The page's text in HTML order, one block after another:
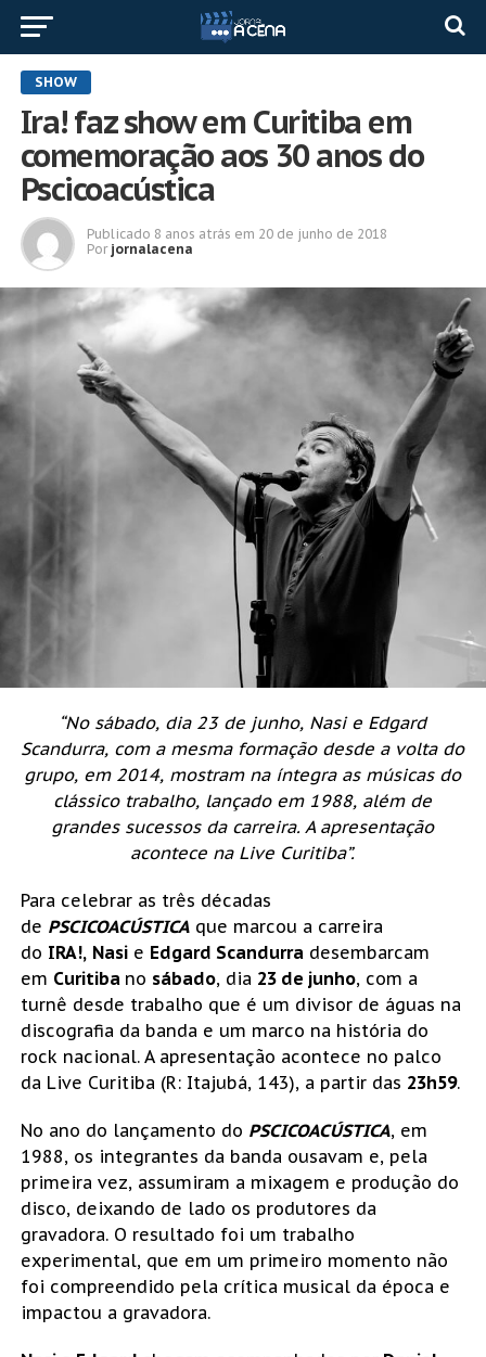
SHOW
Ira! faz show em Curitiba em
comemoração aos 30 anos do
Pscicoacústica
Publicado 8 anos atrás em 20 de junho de 2018
Por jornalacena
“No sábado, dia 23 de junho, Nasi e Edgard
Scandurra, com a mesma formação desde a volta do
grupo, em 2014, mostram na íntegra as músicas do
clássico trabalho, lançado em 1988, além de
grandes sucessos da carreira. A apresentação
acontece na Live Curitiba”.
Para celebrar as três décadas
de PSCICOACÚSTICAque marcou a carreira
do IRA!, Nasie Edgard Scandurradesembarcam
em Curitiba no sábado, dia 23 de junho, com a
turnê desde trabalho que é um divisor de águas na
discografia da banda e um marco na história do
rock nacional. A apresentação acontece no palco
da Live Curitiba (R: Itajubá, 143), a partir das 23h59.
No ano do lançamento do PSCICOACÚSTICA, em
1988, os integrantes da banda ousavam e, pela
primeira vez, assumiram a mixagem e produção do
disco, deixando de lado os produtores da
gravadora. O resultado foi um trabalho
experimental, que em um primeiro momento não
foi compreendido pela crítica musical da época e
impactou a gravadora.